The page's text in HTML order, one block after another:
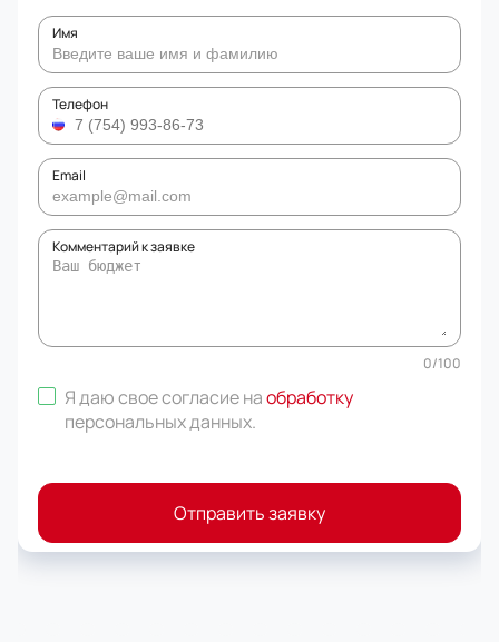
Имя
Телефон
Email
Комментарий к заявке
0/100
Я даю свое согласие наобработку
персональных данных.
Отправить заявку